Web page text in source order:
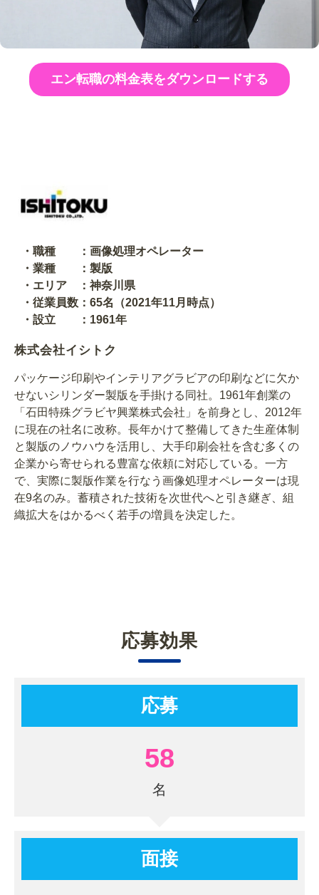
エン転職の料金表をダウンロードする
・職種 ：画像処理オペレーター
・業種 ：製版
・エリア ：神奈川県
・従業員数：65名（2021年11月時点）
・設立 ：1961年
株式会社イシトク
パッケージ印刷やインテリアグラビアの印刷などに欠か
せないシリンダー製版を手掛ける同社。1961年創業の
「石田特殊グラビヤ興業株式会社」を前身とし、2012年
に現在の社名に改称。長年かけて整備してきた生産体制
と製版のノウハウを活用し、大手印刷会社を含む多くの
企業から寄せられる豊富な依頼に対応している。一方
で、実際に製版作業を行なう画像処理オペレーターは現
在9名のみ。蓄積された技術を次世代へと引き継ぎ、組
織拡大をはかるべく若手の増員を決定した。
応募効果
応募
58
面接